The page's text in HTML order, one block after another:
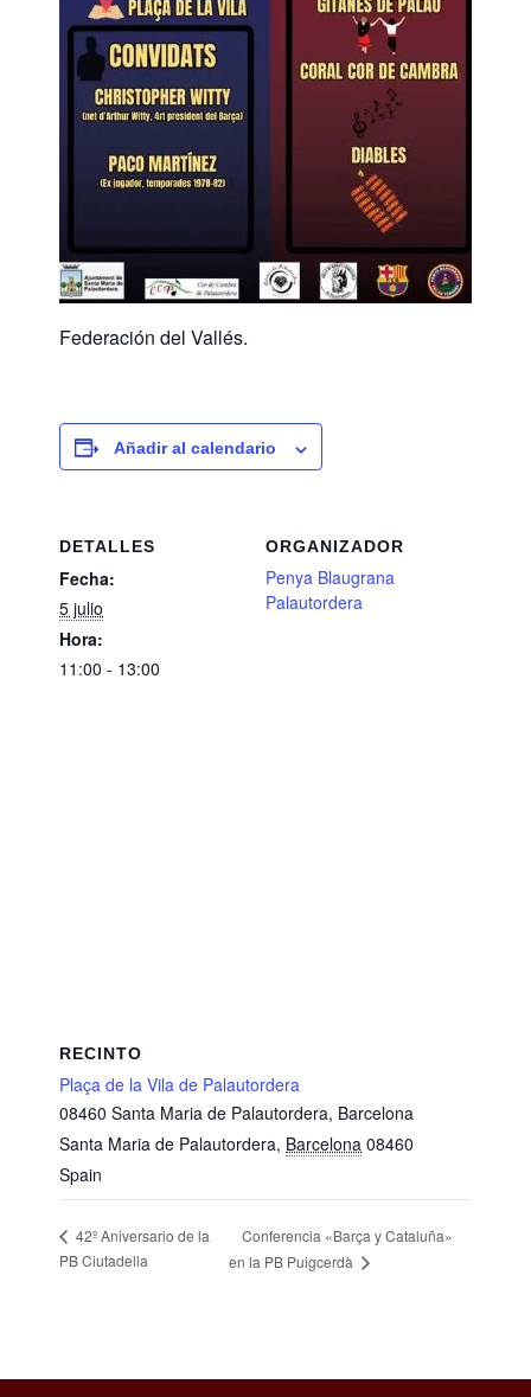
Federación del Vallés.
Añadir al calendario
DETALLES
Fecha:
5 julio
Hora:
11:00 - 13:00
ORGANIZADOR
Penya Blaugrana
Palautordera
RECINTO
Plaça de la Vila de Palautordera
08460 Santa Maria de Palautordera, Barcelona
Santa Maria de Palautordera, Barcelona 08460
Spain
42º Aniversario de la
PB Ciutadella
Conferencia «Barça y Cataluña»
en la PB Puigcerdà